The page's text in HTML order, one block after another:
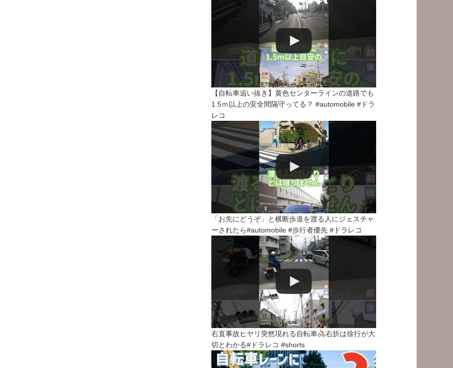
【自転車追い抜き】黄色センターラインの道路でも
1.5ｍ以上の安全間隔守ってる？ #automobile #ドラ
レコ
「お先にどうぞ」と横断歩道を渡る人にジェスチャ
ーされたら#automobile #歩行者優先 #ドラレコ
右直事故ヒヤリ突然現れる自転車
右折は徐行が大
切とわかる#ドラレコ #shorts